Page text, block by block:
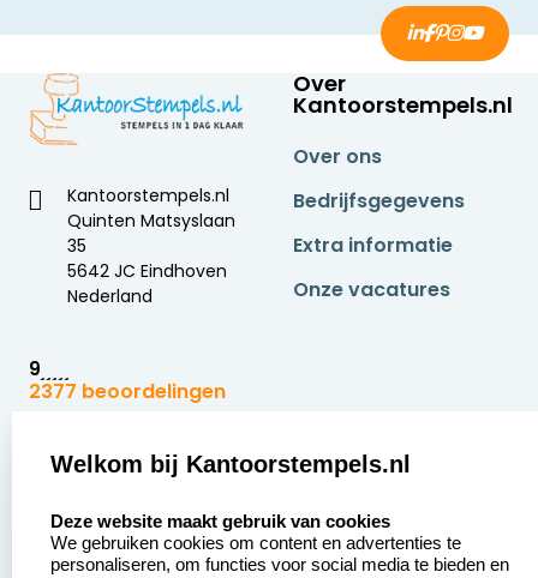
Kantoorstempels.nl
Quinten Matsyslaan
35
5642 JC Eindhoven
Nederland
9
2377 beoordelingen
Over
Kantoorstempels.nl
Over ons
Bedrijfsgegevens
Extra informatie
Onze vacatures
Zakelijk:
Aanvraag op maat
Betaling &
Klantenservice:
Contact opnemen
Veel gestelde vragen
Welkom bij Kantoorstempels.nl
Deze website maakt gebruik van cookies
We gebruiken cookies om content en advertenties te
personaliseren, om functies voor social media te bieden en